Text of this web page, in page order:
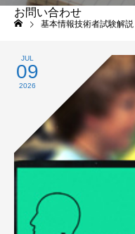
お問い合わせ
プライバシーポリシー
基本
基本情報技術者試験解説
JUL
09
2026